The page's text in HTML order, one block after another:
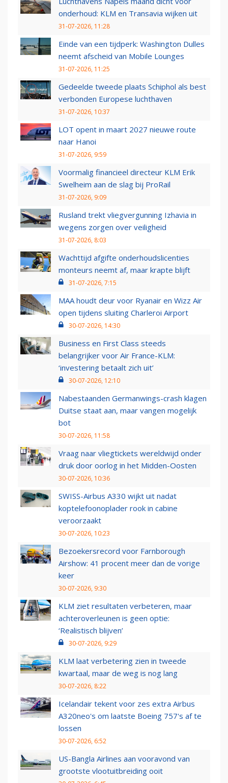
onderhoud: KLM en Transavia wijken uit
31-07-2026, 11:28
Einde van een tijdperk: Washington Dulles
neemt afscheid van Mobile Lounges
31-07-2026, 11:25
Gedeelde tweede plaats Schiphol als best
verbonden Europese luchthaven
31-07-2026, 10:37
LOT opent in maart 2027 nieuwe route
naar Hanoi
31-07-2026, 9:59
Voormalig financieel directeur KLM Erik
Swelheim aan de slag bij ProRail
31-07-2026, 9:09
Rusland trekt vliegvergunning Izhavia in
wegens zorgen over veiligheid
31-07-2026, 8:03
Wachttijd afgifte onderhoudslicenties
monteurs neemt af, maar krapte blijft
31-07-2026, 7:15
MAA houdt deur voor Ryanair en Wizz Air
open tijdens sluiting Charleroi Airport
30-07-2026, 14:30
Business en First Class steeds
belangrijker voor Air France-KLM:
‘investering betaalt zich uit’
30-07-2026, 12:10
Nabestaanden Germanwings-crash klagen
Duitse staat aan, maar vangen mogelijk
bot
30-07-2026, 11:58
Vraag naar vliegtickets wereldwijd onder
druk door oorlog in het Midden-Oosten
30-07-2026, 10:36
SWISS-Airbus A330 wijkt uit nadat
koptelefoonoplader rook in cabine
veroorzaakt
30-07-2026, 10:23
Bezoekersrecord voor Farnborough
Airshow: 41 procent meer dan de vorige
keer
30-07-2026, 9:30
KLM ziet resultaten verbeteren, maar
achteroverleunen is geen optie:
‘Realistisch blijven’
30-07-2026, 9:29
KLM laat verbetering zien in tweede
kwartaal, maar de weg is nog lang
30-07-2026, 8:22
Icelandair tekent voor zes extra Airbus
A320neo's om laatste Boeing 757's af te
lossen
30-07-2026, 6:52
US-Bangla Airlines aan vooravond van
grootste vlootuitbreiding ooit